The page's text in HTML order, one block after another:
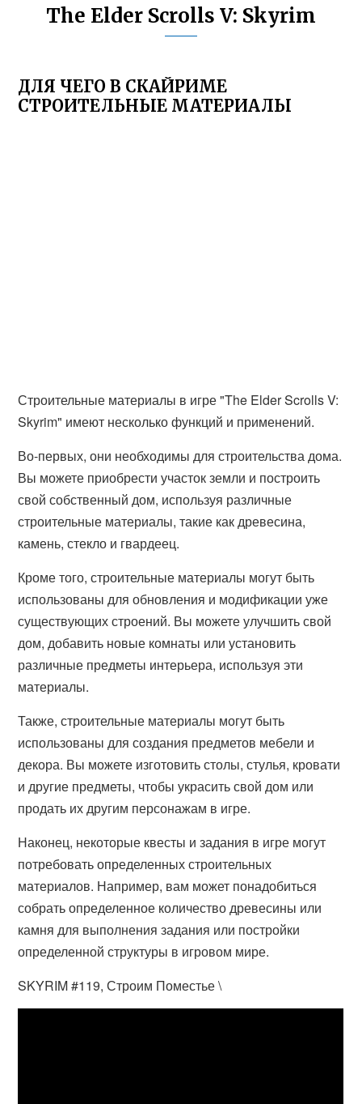
The Elder Scrolls V: Skyrim
ДЛЯ ЧЕГО В СКАЙРИМЕ
СТРОИТЕЛЬНЫЕ МАТЕРИАЛЫ
Строительные материалы в игре "The Elder Scrolls V:
Skyrim" имеют несколько функций и применений.
Во-первых, они необходимы для строительства дома.
Вы можете приобрести участок земли и построить
свой собственный дом, используя различные
строительные материалы, такие как древесина,
камень, стекло и гвардеец.
Кроме того, строительные материалы могут быть
использованы для обновления и модификации уже
существующих строений. Вы можете улучшить свой
дом, добавить новые комнаты или установить
различные предметы интерьера, используя эти
материалы.
Также, строительные материалы могут быть
использованы для создания предметов мебели и
декора. Вы можете изготовить столы, стулья, кровати
и другие предметы, чтобы украсить свой дом или
продать их другим персонажам в игре.
Наконец, некоторые квесты и задания в игре могут
потребовать определенных строительных
материалов. Например, вам может понадобиться
собрать определенное количество древесины или
камня для выполнения задания или постройки
определенной структуры в игровом мире.
SKYRIM #119, Строим Поместье \